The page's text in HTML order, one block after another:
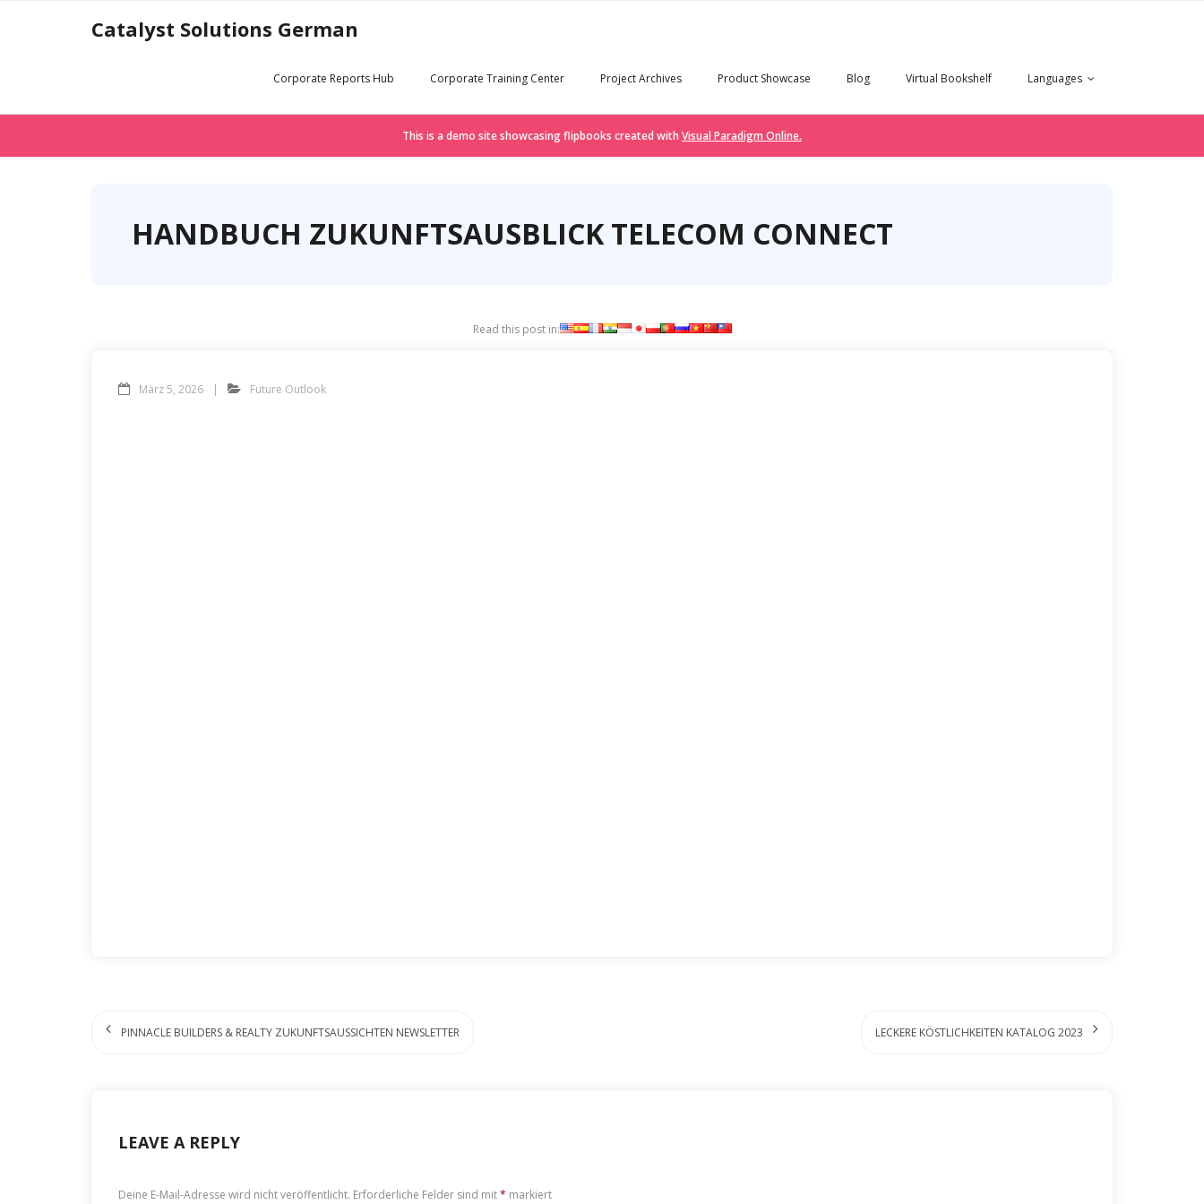
Catalyst Solutions German
Corporate Reports Hub Corporate Training Center Project Archives Product Showcase Blog Virtual Bookshelf Languages
This is a demo site showcasing flipbooks created with Visual Paradigm Online.
HANDBUCH ZUKUNFTSAUSBLICK TELECOM CONNECT
Read this post in:
März 5, 2026 Future Outlook
PINNACLE BUILDERS & REALTY ZUKUNFTSAUSSICHTEN NEWSLETTER LECKERE KÖSTLICHKEITEN KATALOG 2023
LEAVE A REPLY
Deine E-Mail-Adresse wird nicht veröffentlicht. Erforderliche Felder sind mit* markiert